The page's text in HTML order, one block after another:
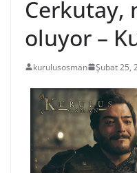
Cerkutay,
oluyor –
kurulusosman Şubat 25,